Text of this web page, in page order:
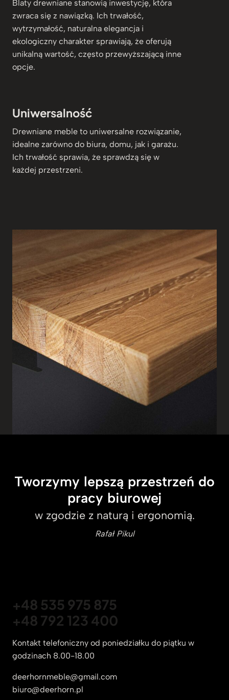
Blaty drewniane stanowią inwestycję, która
zwraca się z nawiązką. Ich trwałość,
wytrzymałość, naturalna elegancja i
ekologiczny charakter sprawiają, że oferują
unikalną wartość, często przewyższającą inne
opcje.
Uniwersalność
Drewniane meble to uniwersalne rozwiązanie,
idealne zarówno do biura, domu, jak i garażu.
Ich trwałość sprawia, że sprawdzą się w
każdej przestrzeni.
Tworzymy lepszą przestrzeń do
pracy biurowej
w zgodzie z naturą i ergonomią.
Rafał Pikul
+48 535 975 875
+48 792 123 400
Kontakt telefoniczny od poniedziałku do piątku w
godzinach 8.00-18.00
deerhornmeble@gmail.com
biuro@deerhorn.pl